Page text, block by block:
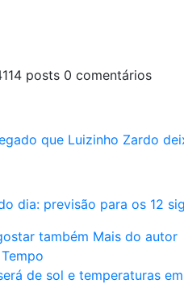
posts 0 comentários
que Luizinho Zardo
dia: previsão para os 12
também Mais do autor
de sol e temperaturas